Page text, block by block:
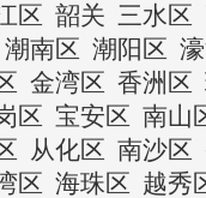
区 韶关 三水区
潮南区 潮阳区
金湾区 香洲区
区 宝安区 南山
从化区 南沙区
区 海珠区 越秀